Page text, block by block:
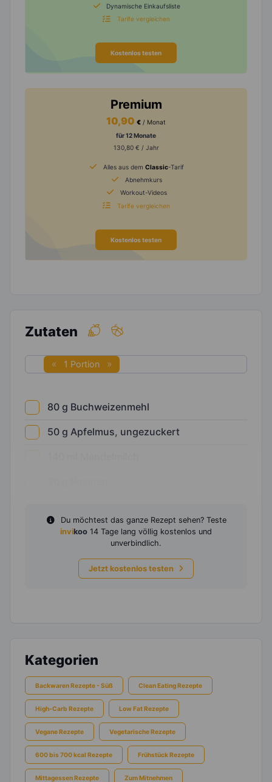
Dynamische Einkaufsliste
Tarife vergleichen
Kostenlos testen
Premium
10,90 € / Monat
für 12 Monate
130,80 € / Jahr
Alles aus dem Classic-Tarif
Abnehmkurs
Workout-Videos
Tarife vergleichen
Kostenlos testen
Zutaten
1 Portion
80 g Buchweizenmehl
50 g Apfelmus, ungezuckert
Du möchtest das ganze Rezept sehen? Teste
invikoo 14 Tage lang völlig kostenlos und
unverbindlich.
Jetzt kostenlos testen
Kategorien
Backwaren Rezepte - Süß Clean Eating Rezepte
High-Carb Rezepte Low Fat Rezepte
Vegane Rezepte Vegetarische Rezepte
600 bis 700 kcal Rezepte Frühstück Rezepte
Mittagessen Rezepte Zum Mitnehmen